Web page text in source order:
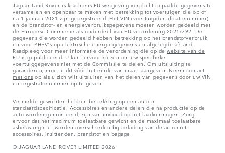
Jaguar Land Rover is krachtens EU-wetgeving verplicht bepaalde gegevens te
verzamelen en openbaar te maken met betrekking tot voertuigen die op of
na 1 januari 2021 zijn geregistreerd. Het VIN (voertuigidentificatienummer)
en de brandstof- en energieverbruiksgegevens moeten worden gedeeld met
de Europese Commissie als onderdeel van EU-verordening 2021/392. De
gegevens die worden gedeeld hebben betrekking op het brandstofverbruik
en voor PHEV's op elektrische energiegegevens en afgelegde afstand.
Raadpleeg voor meer informatie de verordening die op dewebsite van de
EU is gepubliceerd. U kunt ervoor kiezen om uw specifieke
voertuiggegevens niet met de Commissie te delen. Om uitsluiting te
garanderen, moet u dit vóór het einde van maart aangeven. Neem contact
met ons op als u zich wilt uitsluiten van het delen van gegevens door uw VIN
en registratienummer op te geven.
Vermelde gewichten hebben betrekking op een auto in
standaardspecificatie. Accessoires en andere delen die na productie op de
auto worden gemonteerd, zijn van invloed op het laadvermogen. Zorg
ervoor dat het maximum toelaatbare gewicht en de maximaal toelaatbare
asbelasting niet worden overschreden bij belading van de auto met
accessoires, inzittenden, brandstof en bagage.
© JAGUAR LAND ROVER LIMITED 2026